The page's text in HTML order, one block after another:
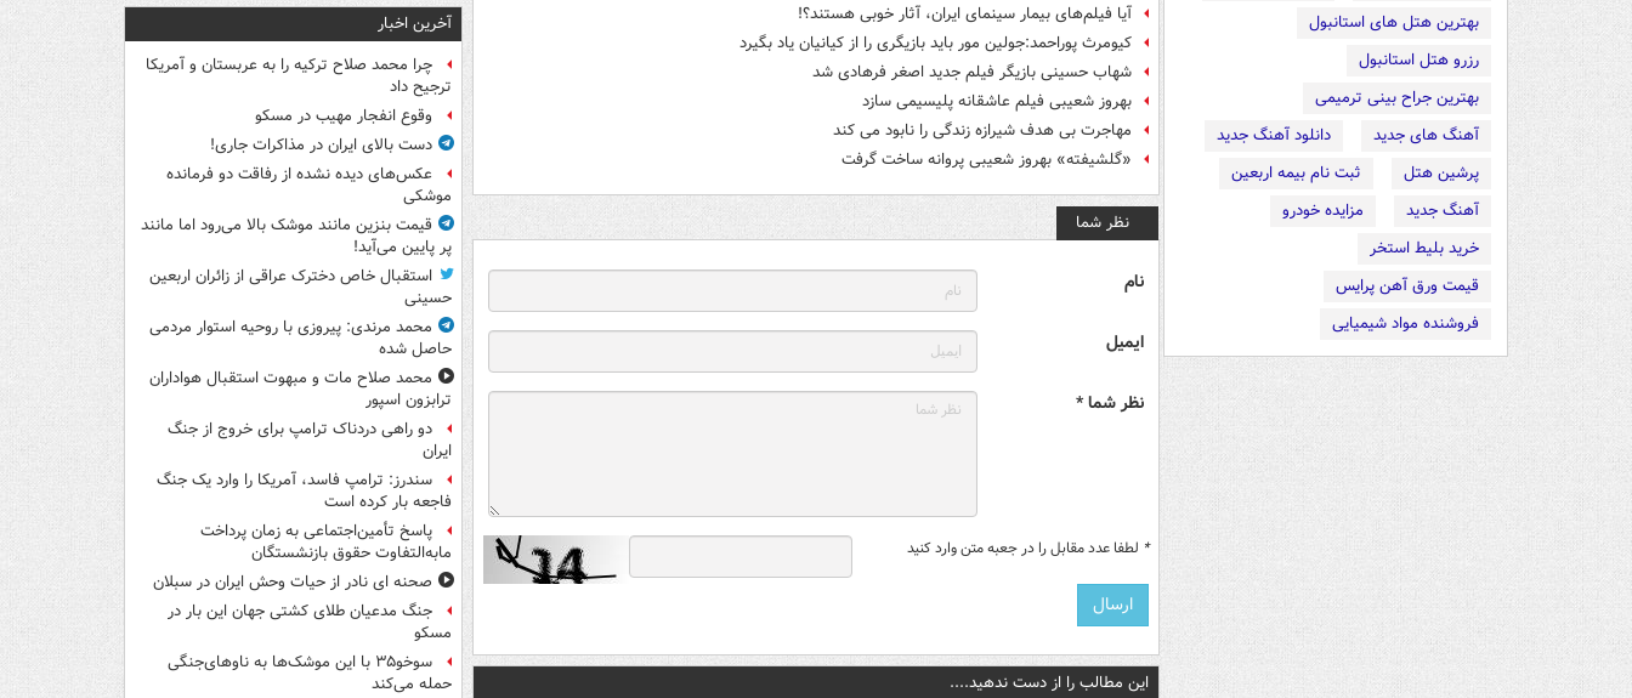
بهترین هتل های استانبول
رزرو هتل استانبول
بهترین جراح بینی ترمیمی
آهنگ های جدید
دانلود آهنگ جدید
پرشین هتل
ثبت نام بیمه اربعین
آهنگ جدید
مزایده خودرو
خرید بلیط استخر
قیمت ورق آهن پرایس
فروشنده مواد شیمیایی
آیا فیلم‌های بیمار سینمای ایران، آثار خوبی هستند؟!
کیومرث پوراحمد:جولین مور باید بازیگری را از کیانیان یاد بگیرد
شهاب حسینی بازیگر فیلم جدید اصغر فرهادی شد
بهروز شعیبی فیلم عاشقانه پلیسیمی سازد
مهاجرت بی هدف شیرازه زندگی را نابود می کند
«گلشیفته» بهروز شعیبی پروانه ساخت گرفت
نظر شما
نام
ایمیل
نظر شما *
* لطفا عدد مقابل را در جعبه متن وارد کنید
این مطالب را از دست ندهید....
آخرین اخبار
چرا محمد صلاح ترکیه را به عربستان و آمریکا
ترجیح داد
وقوع انفجار مهیب در مسکو
دست بالای ایران در مذاکرات جاری!
عکس‌های دیده نشده از رفاقت دو فرمانده‌
موشکی
قیمت بنزین مانند موشک بالا می‌رود اما مانند
پر پایین می‌آید!
استقبال خاص دخترک عراقی از زائران اربعین
حسینی
محمد مرندی: پیروزی با روحیه استوار مردمی
حاصل شده
محمد صلاح مات و مبهوت استقبال هواداران
ترابزون اسپور
دو راهی دردناک ترامپ برای خروج از جنگ
ایران
سندرز: ترامپ فاسد، آمریکا را وارد یک جنگ
فاجعه بار کرده است
پاسخ تأمین‌اجتماعی به زمان پرداخت
مابه‌التفاوت حقوق بازنشستگان
صحنه ای نادر از حیات وحش ایران در سبلان
جنگ مدعیان طلای کشتی جهان این بار در
مسکو
سوخو۳۵ با این موشک‌ها به ناوهای‌جنگی
حمله می‌کند